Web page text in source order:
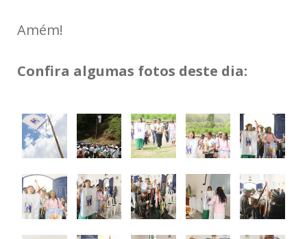
Amém!
Confira algumas fotos deste dia: